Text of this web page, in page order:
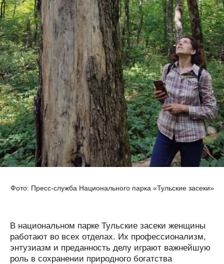
Фото: Пресс-служба Национального парка «Тульские засеки»
В национальном парке Тульские засеки женщины
работают во всех отделах. Их профессионализм,
энтузиазм и преданность делу играют важнейшую
роль в сохранении природного богатства